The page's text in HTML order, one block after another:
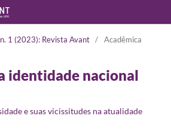
1 (2023): Revista Avant / Acadêmica
identidade nacional
e suas vicissitudes na atualidade